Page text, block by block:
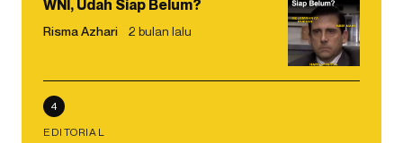
WNI, Udah Siap Belum?
Risma Azhari 2 bulan lalu
4
EDITORIAL